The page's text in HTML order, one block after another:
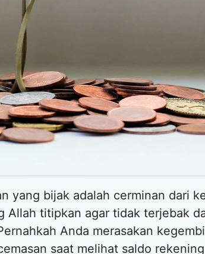
yang bijak adalah cerminan dari
Allah titipkan agar tidak terjebak
Anda merasakan
saat melihat saldo